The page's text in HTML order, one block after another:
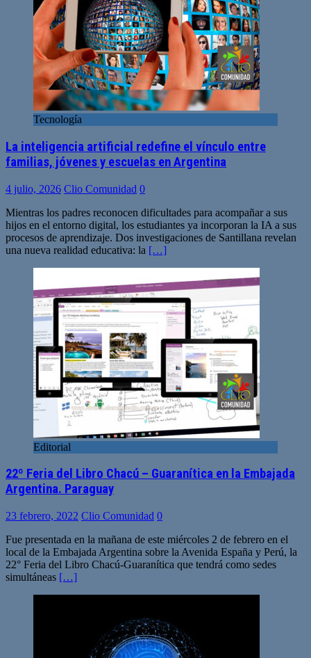
Tecnología
La inteligencia artificial redefine el vínculo entre
familias, jóvenes y escuelas en Argentina
4 julio, 2026 Clio Comunidad 0
Mientras los padres reconocen dificultades para acompañar a sus
hijos en el entorno digital, los estudiantes ya incorporan la IA a sus
procesos de aprendizaje. Dos investigaciones de Santillana revelan
una nueva realidad educativa: la […]
Editorial
22º Feria del Libro Chacú – Guaranítica en la Embajada
Argentina. Paraguay
23 febrero, 2022 Clio Comunidad 0
Fue presentada en la mañana de este miércoles 2 de febrero en el
local de la Embajada Argentina sobre la Avenida España y Perú, la
22° Feria del Libro Chacú-Guaranítica que tendrá como sedes
simultáneas […]